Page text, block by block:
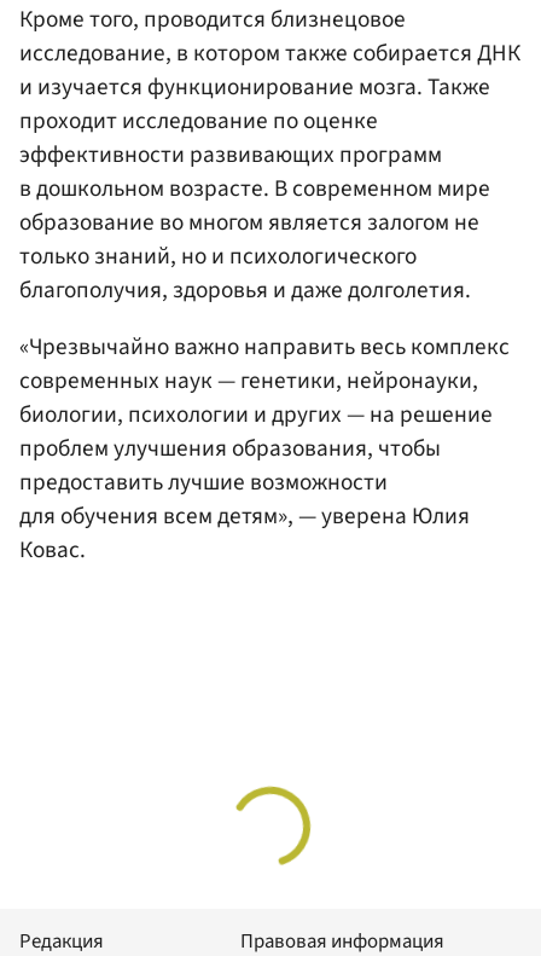
Кроме того, проводится близнецовое
исследование, в котором также собирается ДНК
и изучается функционирование мозга. Также
проходит исследование по оценке
эффективности развивающих программ
в дошкольном возрасте. В современном мире
образование во многом является залогом не
только знаний, но и психологического
благополучия, здоровья и даже долголетия.
«Чрезвычайно важно направить весь комплекс
современных наук — генетики, нейронауки,
биологии, психологии и других — на решение
проблем улучшения образования, чтобы
предоставить лучшие возможности
для обучения всем детям», — уверена Юлия
Ковас.
Редакция
Правовая информация